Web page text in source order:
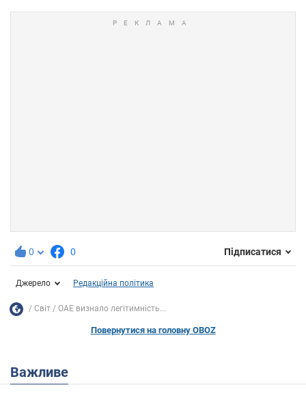
0 0 Підписатися
Джерело Редакційна політика
Світ ОАЕ визнало легітимність...
Повернутися на головну OBOZ
Важливе